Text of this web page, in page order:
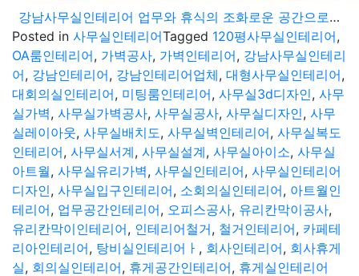
강남사무실인테리어 업무와 휴식의 조화로운 공간으로 구성한 120평 사무실
Posted in 사무실인테리어Tagged 120평사무실인테리어,
OA룸인테리어, 가벽공사, 가벽인테리어, 강남사무실인테리
어, 강남인테리어, 강남인테리어업체, 대형사무실인테리어,
대회의실인테리어, 미팅룸인테리어, 사무실3d디자인, 사무
실가벽, 사무실가벽공사, 사무실공사, 사무실디자인, 사무
실레이아웃, 사무실배치도, 사무실벽인테리어, 사무실복도
인테리어, 사무실서계, 사무실설계, 사무실아이소, 사무실
아트월, 사무실유리가벽, 사무실인테리어, 사무실인테리어
디자인, 사무실입구인테리어, 소회의실인테리어, 아트월인
테리어, 업무공간인테리어, 오피스공사, 유리칸막이공사,
유리칸막이인테리어, 인테리어철거, 철거인테리어, 카페테
리아인테리어, 탕비실인테리어ㅏ , 회사인테리어, 회사휴게
실, 회의실인테리어, 휴게공간인테리어, 휴게실인테리어